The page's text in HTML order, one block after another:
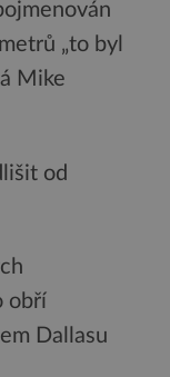
„to byl
Mike
od
obří
Dallasu